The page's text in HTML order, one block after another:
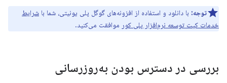
توجه: با دانلود و استفاده از افزونه‌های گوگل پلی یونیتی، شما با شرایط
خدمات کیت توسعه نرم‌افزار پلی کور موافقت می‌کنید.
بررسی در دسترس بودن به‌روزرسانی